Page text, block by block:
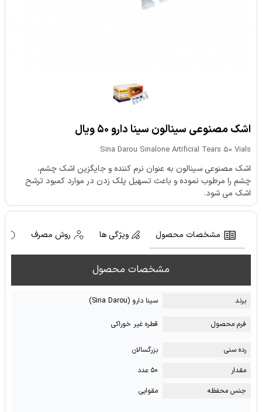
اشک مصنوعی سینالون سینا دارو ۵۰ ویال
Sina Darou Sinalone Artificial Tears 50 Vials
اشک مصنوعی سینالون به عنوان نرم کننده و جایگزین اشک چشم،
چشم را مرطوب نموده و باعث تسهیل پلک زدن در موارد کمبود ترشح
اشک می شود.
مشخصات محصول ویژگی ها روش مصرف
مشخصات محصول
برند سینا دارو (Sina Darou)
فرم محصول قطره غیر خوراکی
رده سنی
بزرگسالان
مقدار
۵۰ عدد
جنس محفظه
مقوایی